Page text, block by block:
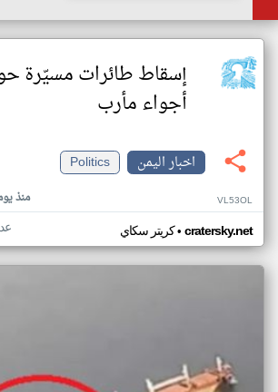
إسقاط طائرات مسيّرة
أجواء مأرب
اخبار اليمن
Politics
منذ VL53OL
كريتر سكاي• cratersky.net عدد